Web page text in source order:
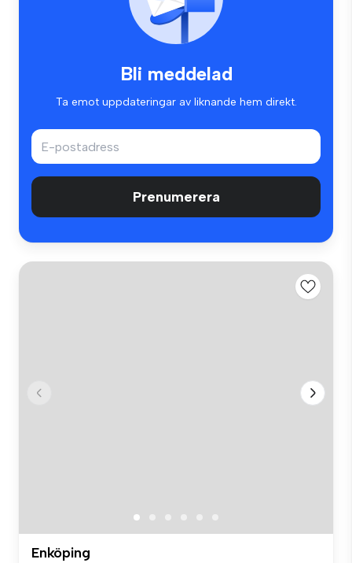
Bli meddelad
Ta emot uppdateringar av liknande hem direkt.
Prenumerera
Enköping